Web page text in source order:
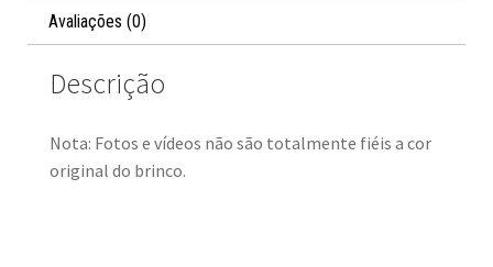
Avaliações (0)
Descrição
Nota: Fotos e vídeos não são totalmente fiéis a cor
original do brinco.